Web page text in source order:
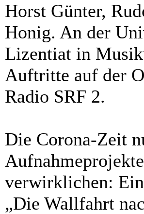
Horst Günter,
Honig. An der
Lizentiat in
Auftritte auf der
Radio SRF 2.
Die Corona-Zeit
verwirklichen:
„Die Wallfahrt